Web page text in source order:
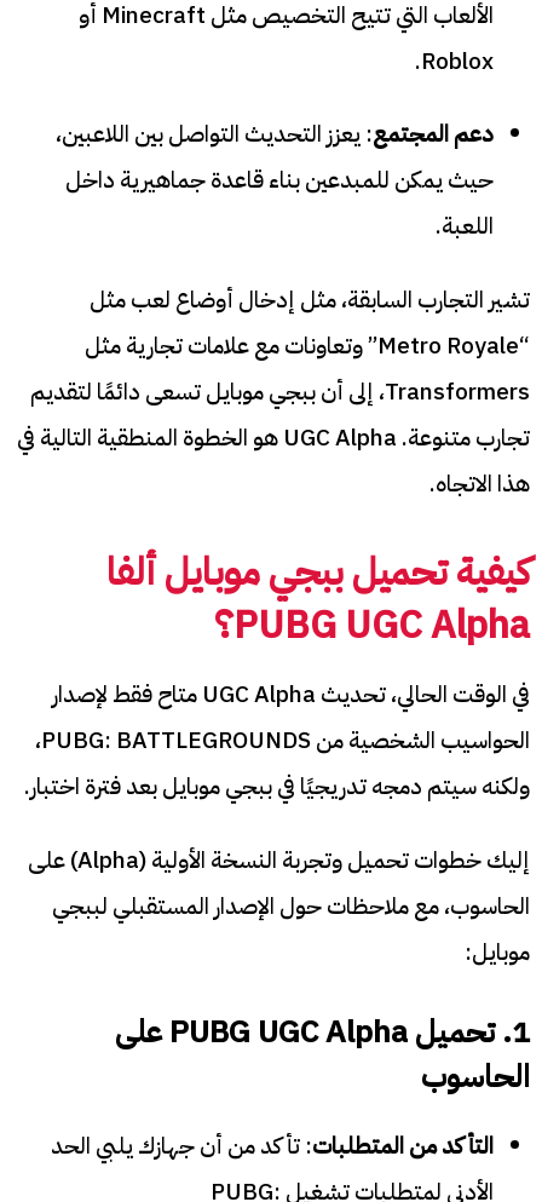
الألعاب التي تتيح التخصيص مثل Minecraft أو
Roblox.
دعم المجتمع: يعزز التحديث التواصل بين اللاعبين،
حيث يمكن للمبدعين بناء قاعدة جماهيرية داخل
اللعبة.
تشير التجارب السابقة، مثل إدخال أوضاع لعب مثل
“Metro Royale” وتعاونات مع علامات تجارية مثل
Transformers، إلى أن ببجي موبايل تسعى دائمًا لتقديم
تجارب متنوعة. UGC Alpha هو الخطوة المنطقية التالية في
هذا الاتجاه.
كيفية تحميل ببجي موبايل ألفا
PUBG UGC Alpha؟
في الوقت الحالي، تحديث UGC Alpha متاح فقط لإصدار
الحواسيب الشخصية من PUBG: BATTLEGROUNDS،
ولكنه سيتم دمجه تدريجيًا في ببجي موبايل بعد فترة اختبار.
إليك خطوات تحميل وتجربة النسخة الأولية (Alpha) على
الحاسوب، مع ملاحظات حول الإصدار المستقبلي لببجي
موبايل:
1. تحميل PUBG UGC Alpha على
الحاسوب
التأكد من المتطلبات: تأكد من أن جهازك يلبي الحد
الأدنى لمتطلبات تشغيل PUBG: